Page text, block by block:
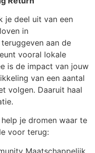
je deel uit van een
in
aan de
vooral lokale
is de impact van jouw
van een aantal
volgen. Daaruit haal
je dromen waar te
voor terug:
Maatschappelijk